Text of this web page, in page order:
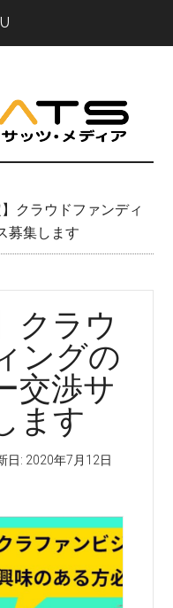
クラウドファンディ
募集します
クラウ
ングの
交渉サ
ます
日: 2020年7月12日